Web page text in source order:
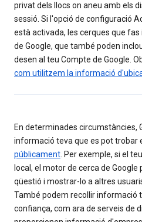
privat dels llocs on aneu amb els
sessió. Si l'opció de configuració
està activada, les cerques que
de Google, que també poden
desen al teu Compte de Google.
com utilitzem la informació
En determinades circumstàncies,
informació teva que es pot trobar
públicament. Per exemple, si el
local, el motor de cerca de
qüestió i mostrar-lo a altres
També podem recollir informació
confiança, com ara de serveis de